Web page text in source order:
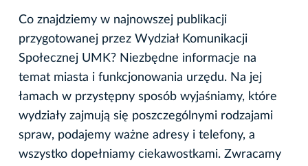
Co znajdziemy w najnowszej publikacji
przygotowanej przez Wydział Komunikacji
Społecznej UMK? Niezbędne informacje na
temat miasta i funkcjonowania urzędu. Na jej
łamach w przystępny sposób wyjaśniamy, które
wydziały zajmują się poszczególnymi rodzajami
spraw, podajemy ważne adresy i telefony, a
wszystko dopełniamy ciekawostkami. Zwracamy